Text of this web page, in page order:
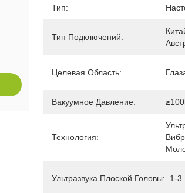
Тип:
Тип Подключений:
Целевая Область:
Вакуумное Давление:
Технология:
Ультразвука Плоской Головы: 1-3